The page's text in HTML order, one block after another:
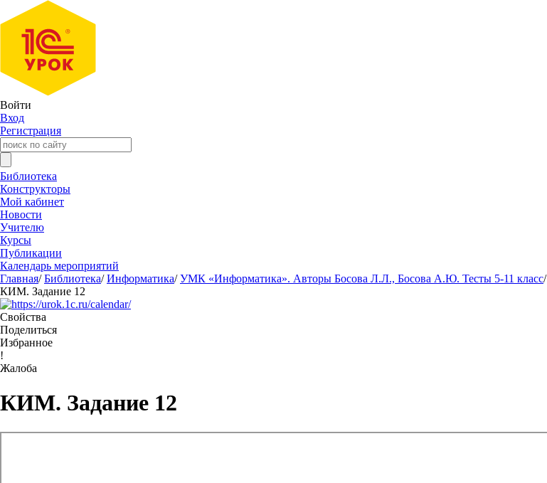
Войти
Вход
Регистрация
Библиотека
Конструкторы
Мой кабинет
Новости
Учителю
Курсы
Публикации
Календарь мероприятий
Главная/ Библиотека/ Информатика/ УМК «Информатика». Авторы Босова Л.Л., Босова А.Ю. Тесты 5-11 класс/
КИМ. Задание 12
Свойства
Поделиться
Избранное
!
Жалоба
КИМ. Задание 12